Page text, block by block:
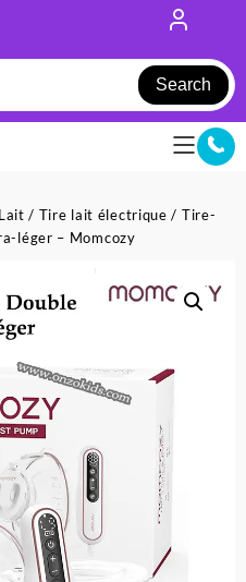
Search
/ Tire lait électrique / Tire-
léger – Momcozy